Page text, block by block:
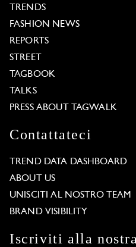
TRENDS
FASHION NEWS
REPORTS
STREET
TAGBOOK
TALKS
PRESS ABOUT TAGWALK
Contattateci
TREND DATA DASHBOARD
ABOUT US
UNISCITI AL NOSTRO TEAM
BRAND VISIBILITY
Iscriviti alla